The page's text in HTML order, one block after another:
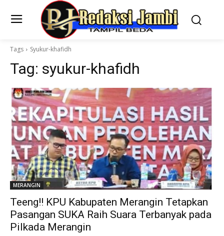
Tags Syukur-khafidh
Tag: syukur-khafidh
MERANGIN
Teeng!! KPU Kabupaten Merangin Tetapkan
Pasangan SUKA Raih Suara Terbanyak pada
Pilkada Merangin